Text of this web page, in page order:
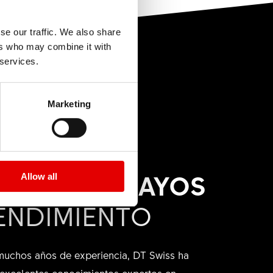
our traffic. We also share
who may combine it with
Marketing
Allow all
número de
o
se muestran
DE ENSAYOS
años de experiencia, DT Swiss ha